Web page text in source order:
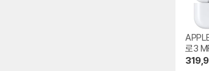
로3